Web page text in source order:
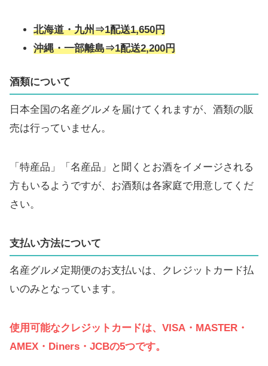
北海道・九州⇒1配送1,650円
沖縄・一部離島⇒1配送2,200円
酒類について
日本全国の名産グルメを届けてくれますが、酒類の販
売は行っていません。
「特産品」「名産品」と聞くとお酒をイメージされる
方もいるようですが、お酒類は各家庭で用意してくだ
さい。
支払い方法について
名産グルメ定期便のお支払いは、クレジットカード払
いのみとなっています。
使用可能なクレジットカードは、VISA・MASTER・
AMEX・Diners・JCBの5つです。